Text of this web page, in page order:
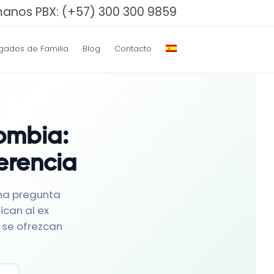
PBX: (+57) 300 300 9859
de Familia Blog Contacto
pregunta
al ex
ofrezcan